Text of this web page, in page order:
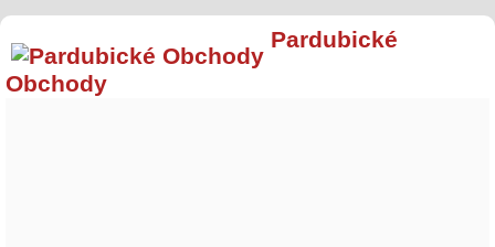
Pardubické
Obchody